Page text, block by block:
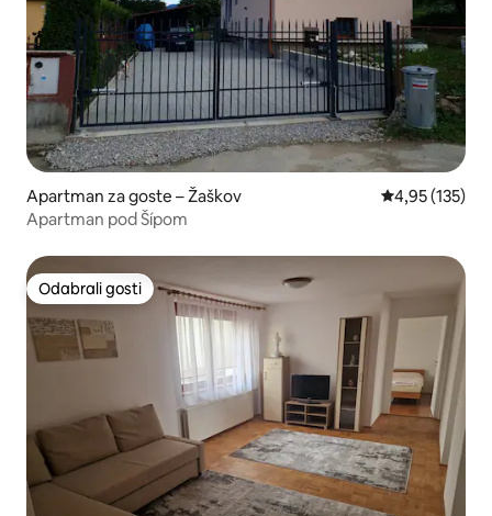
Apartman za goste – Žaškov Prosječna
4,95 (135)
Apartman pod Šípom
Odabrali gosti
Odabrali gosti